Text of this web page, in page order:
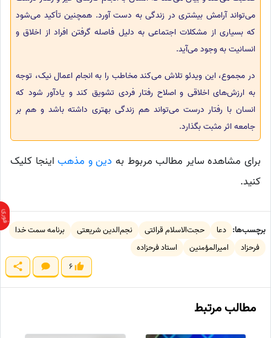
می‌تواند آرامش بیشتری در زندگی به دست آورد. همچنین تأکید می‌شود
که بسیاری از مشکلات اجتماعی به دلیل فاصله گرفتن افراد از اخلاق و
انسانیت به وجود می‌آید.
در مجموع، این ویدئو تلاش می‌کند مخاطب را به انجام اعمال نیک، توجه
به ارزش‌های اخلاقی و اصلاح رفتار فردی تشویق کند و یادآور شود که
انسان با رفتار درست می‌تواند هم زندگی بهتری داشته باشد و هم بر
جامعه اثر مثبت بگذارد.
برای مشاهده سایر مطالب مربوط به دین و مذهب اینجا کلیک
کنید.
برچسب‌ها: دعا حجت‌الاسلام قرائتی نجم‌الدین شریعتی
برنامه سمت خدا
فرحزاد
امیرالمؤمنین
استاد فرحزاده
6
مطالب مرتبط